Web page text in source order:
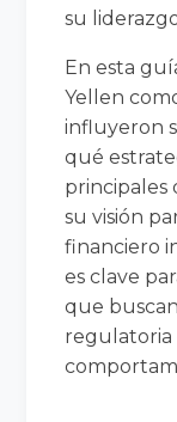
su
En esta
Yellen
influyeron
qué
principales
su visión
financiero
es clave
que
regulatoria